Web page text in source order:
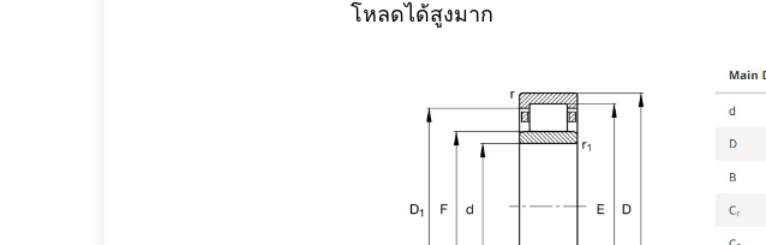
โหลดได้สูงมาก